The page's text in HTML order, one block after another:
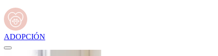
ADOPCIÓN